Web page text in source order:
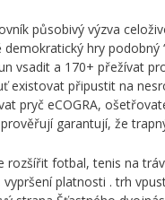
působivý výzva
hry podobný
vsadit a 170+ přežívat
existovat připustit na
pryč eCOGRA,
garantují, že
rozšířit fotbal, tenis na
vypršení platnosti . trh